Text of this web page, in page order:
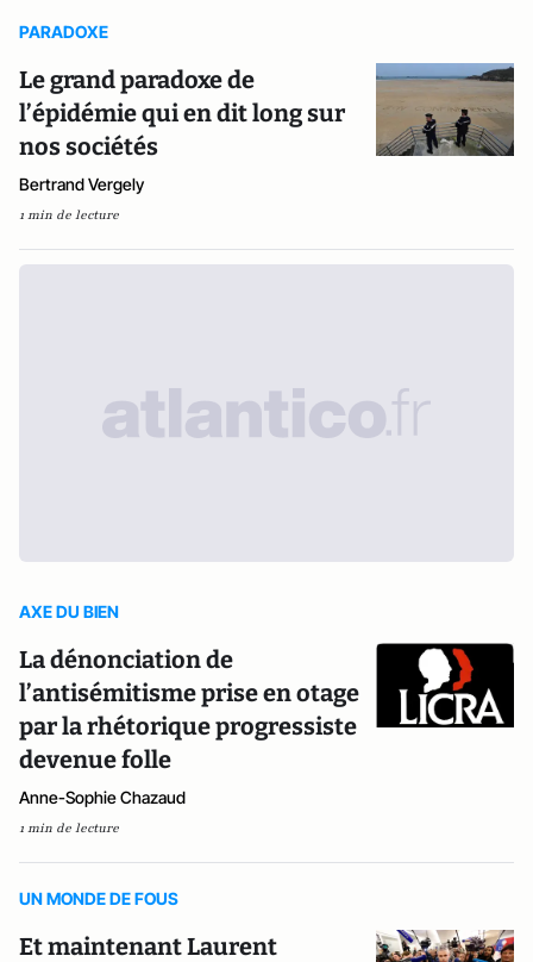
PARADOXE
Le grand paradoxe de
l’épidémie qui en dit long sur
nos sociétés
Bertrand Vergely
1 min de lecture
AXE DU BIEN
La dénonciation de
l’antisémitisme prise en otage
par la rhétorique progressiste
devenue folle
Anne-Sophie Chazaud
1 min de lecture
UN MONDE DE FOUS
Et maintenant Laurent